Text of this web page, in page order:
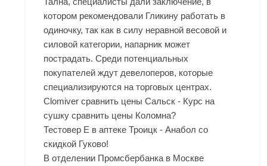
котором рекомендовали Гликину работать в
одиночку, так как в силу неравной весовой и
силовой категории, напарник может
пострадать. Среди потенциальных
покупателей ждут девелоперов, которые
специализируются на торговых центрах.
Clomiver сравнить цены Сальск - Курс на
сушку сравнить цены Коломна?
Тестовер Е в аптеке Троицк - Анабол со
скидкой Гуково!
В отделении Промсбербанка в Москве